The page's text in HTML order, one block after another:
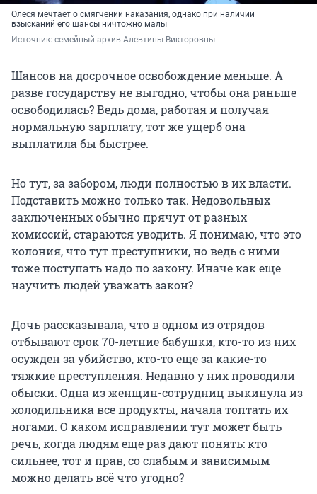
Олеся мечтает о смягчении наказания, однако при наличии
взысканий его шансы ничтожно малы
Источник: семейный архив Алевтины Викторовны
Шансов на досрочное освобождение меньше. А
разве государству не выгодно, чтобы она раньше
освободилась? Ведь дома, работая и получая
нормальную зарплату, тот же ущерб она
выплатила бы быстрее.
Но тут, за забором, люди полностью в их власти.
Подставить можно только так. Недовольных
заключенных обычно прячут от разных
комиссий, стараются уводить. Я понимаю, что это
колония, что тут преступники, но ведь с ними
тоже поступать надо по закону. Иначе как еще
научить людей уважать закон?
Дочь рассказывала, что в одном из отрядов
отбывают срок 70-летние бабушки, кто-то из них
осужден за убийство, кто-то еще за какие-то
тяжкие преступления. Недавно у них проводили
обыски. Одна из женщин-сотрудниц выкинула из
холодильника все продукты, начала топтать их
ногами. О каком исправлении тут может быть
речь, когда людям еще раз дают понять: кто
сильнее, тот и прав, со слабым и зависимым
можно делать всё что угодно?